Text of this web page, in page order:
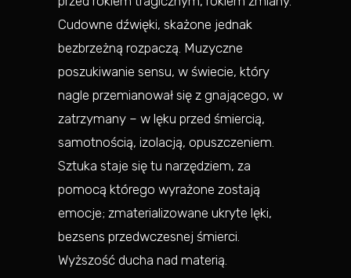
Cudowne dźwięki, skażone jednak
bezbrzeżną rozpaczą. Muzyczne
poszukiwanie sensu, w świecie, który
nagle przemianował się z gnającego, w
zatrzymany – w lęku przed śmiercią,
samotnością, izolacją, opuszczeniem.
Sztuka staje się tu narzędziem, za
pomocą którego wyrażone zostają
emocje; zmaterializowane ukryte lęki,
bezsens przedwczesnej śmierci.
Wyższość ducha nad materią.